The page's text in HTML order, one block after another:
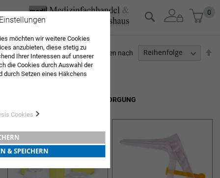
Zum
Inhalt
0
Suche
Sortieren nach
SPRITZEN- UND KANÜLENENTSORGUNG
ARZTBEDARF
möchten wir weitere Cookies
anzubieten, diese stetig zu
Ihrer Interessen auf unserer
die Cookies durch Auswahl der
durch Setzen eines Häkchens
in unserer
Cookies
& SPEICHERN